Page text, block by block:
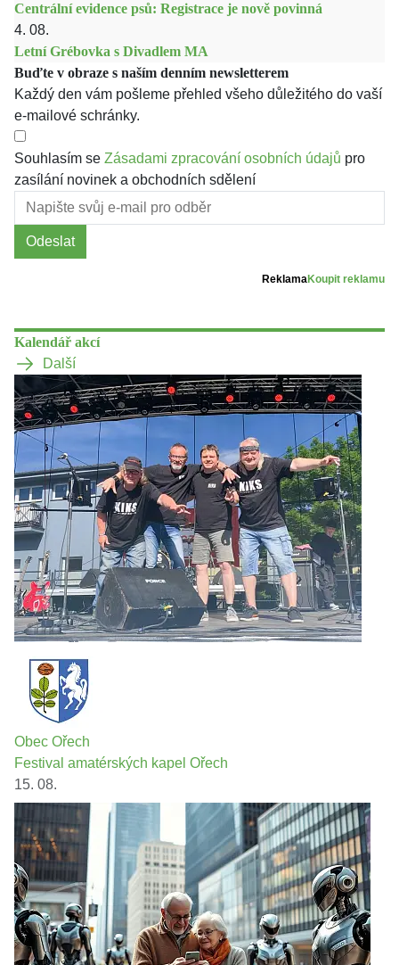
Centrální evidence psů: Registrace je nově povinná
4. 08.
Letní Grébovka s Divadlem MA
Buďte v obraze s naším denním newsletterem
Každý den vám pošleme přehled všeho důležitého do vaší
e-mailové schránky.
Souhlasím se Zásadami zpracování osobních údajů pro
zasílání novinek a obchodních sdělení
Odeslat
ReklamaKoupit reklamu
Kalendář akcí
Další
Obec Ořech
Festival amatérských kapel Ořech
15. 08.